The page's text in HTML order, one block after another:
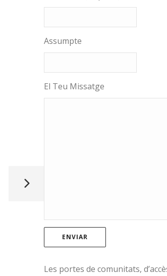
Assumpte
El Teu Missatge
Les portes de comunitats,